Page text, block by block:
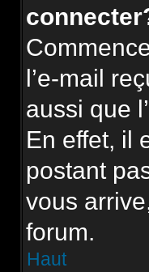
l’e-mail
aussi que
En effet, il
postant
vous
forum.
Haut